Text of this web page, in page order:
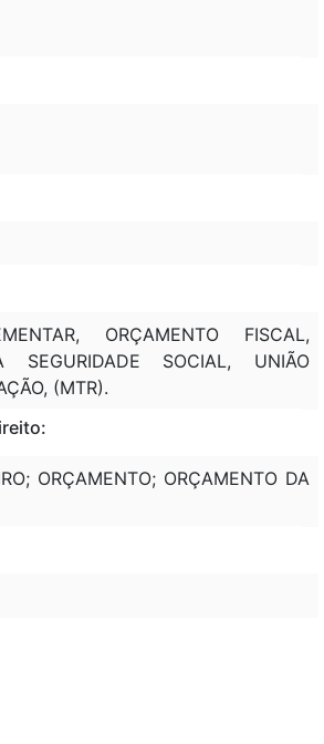
ORÇAMENTO FISCAL,
SEGURIDADE SOCIAL, UNIÃO
(MTR).
ORÇAMENTO; ORÇAMENTO DA